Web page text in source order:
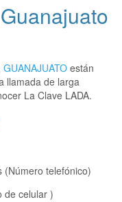
GUANAJUATO están
llamada de larga
La Clave LADA.
(Número telefónico)
de celular )